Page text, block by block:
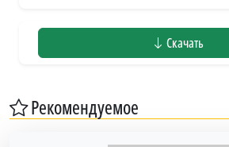
Скачать
Рекомендуемое